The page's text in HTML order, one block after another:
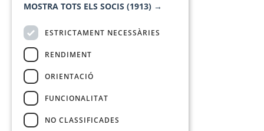
MOSTRA TOTS ELS SOCIS (1913) →
ESTRICTAMENT NECESSÀRIES
RENDIMENT
ORIENTACIÓ
FUNCIONALITAT
NO CLASSIFICADES